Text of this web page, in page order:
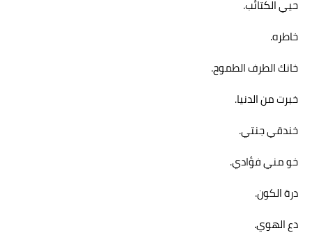
حيي الكتائب.
خاطره.
خانك الطرف الطموح.
خبرت من الدنيا.
خندقي جنتي.
خو مني فؤادي.
درة الكون.
دع الهوي.